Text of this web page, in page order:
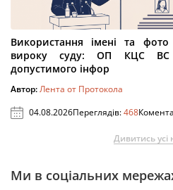
Використання імені та
вироку суду: ОП КЦС ВС
допустимого інфор
Автор:Лента от Протокола
04.08.2026Переглядів:468
Дивитись усі
Ми в соціальних